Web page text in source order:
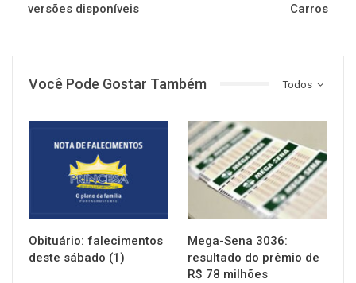
versões disponíveis
Carros
Todos
Você Pode Gostar Também
Obituário: falecimentos
deste sábado (1)
NOTÍCIAS
Mega-Sena 3036:
resultado do prêmio de
R$ 78 milhões